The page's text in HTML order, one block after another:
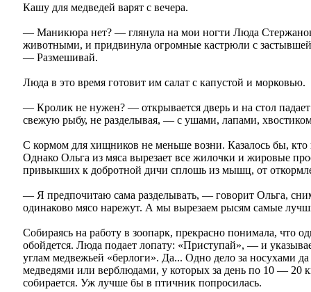
Кашу для медведей варят с вечера.
— Маникюра нет? — глянула на мои ногти Люда
животными, и придвинула огромные кастрюли с
— Размешивай.
Люда в это время готовит им салат с капустой и морковью.
— Кролик не нужен? — открывается дверь и на стол падает
свежую рыбу, не разделывая, — с ушами, лапами,
С кормом для хищников не меньше возни. Казалось бы, кто
Однако Ольга из мяса вырезает все жилочки и жировые
привыкших к добротной дичи сплошь из мышц, от
— Я предпочитаю сама разделывать, — говорит Ольга,
одинаково мясо нарежут. А мы вырезаем рысям самые
Собираясь на работу в зоопарк, прекрасно понимала, что
обойдется. Люда подает лопату: «Приступай», — и
углам медвежьей «берлоги». Да... Одно дело за носухами
медведями или верблюдами, у которых за день по 10 — 20
собирается. Уж лучше бы в птичник попросилась.